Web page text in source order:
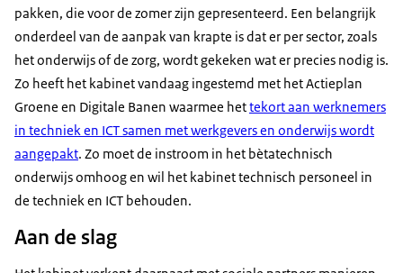
pakken, die voor de zomer zijn gepresenteerd. Een belangrijk
onderdeel van de aanpak van krapte is dat er per sector, zoals
het onderwijs of de zorg, wordt gekeken wat er precies nodig is.
Zo heeft het kabinet vandaag ingestemd met het Actieplan
Groene en Digitale Banen waarmee hettekort aan werknemers
in techniek en ICT samen met werkgevers en onderwijs wordt
aangepakt. Zo moet de instroom in het bètatechnisch
onderwijs omhoog en wil het kabinet technisch personeel in
de techniek en ICT behouden.
Aan de slag